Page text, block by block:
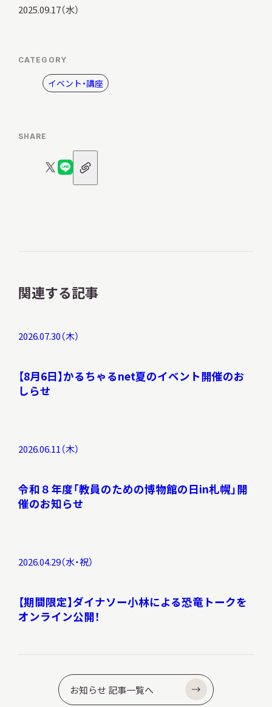
2025.09.17（水）
CATEGORY
イベント・講座
SHARE
X
LINE
URL
ア
イ
関連する記事
2026.07.30（木）
【8月6日】かるちゃるnet夏のイベント開催のお
しらせ
2026.06.11（木）
令和８年度「教員のための博物館の日in札幌」開
催のお知らせ
2026.04.29（水・祝）
【期間限定】ダイナソー小林による恐竜トークを
オンライン公開！
お知らせ 記事一覧へ